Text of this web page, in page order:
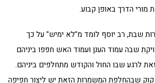
מורי הדרך באופן קבוע.
שבת, רב יוסף לומד מ"לא ימיש" על כך
שבה עמוד הענן ועמוד האש חפפו ביניהם
לרגע שבו החול והקודש מתחלפים ביניהם.
קוק שבהחלפת המשמרות הזאת יש ליצור חפיפה